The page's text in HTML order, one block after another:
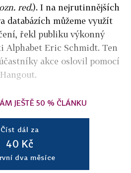
red.). I na nejrutinnějších
databázích můžeme využít
řekl publiku výkonný
Alphabet Eric Schmidt. Ten
akce oslovil pomocí
JEŠTĚ 50 % ČLÁNKU
Číst dál za
40 Kč
dva měsíce